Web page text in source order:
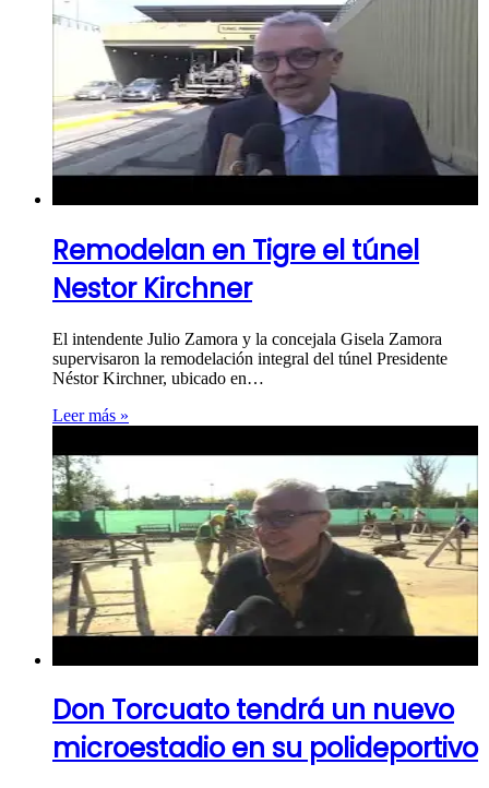
Remodelan en Tigre el túnel
Nestor Kirchner
El intendente Julio Zamora y la concejala Gisela Zamora
supervisaron la remodelación integral del túnel Presidente
Néstor Kirchner, ubicado en…
Leer más »
Don Torcuato tendrá un nuevo
microestadio en su polideportivo